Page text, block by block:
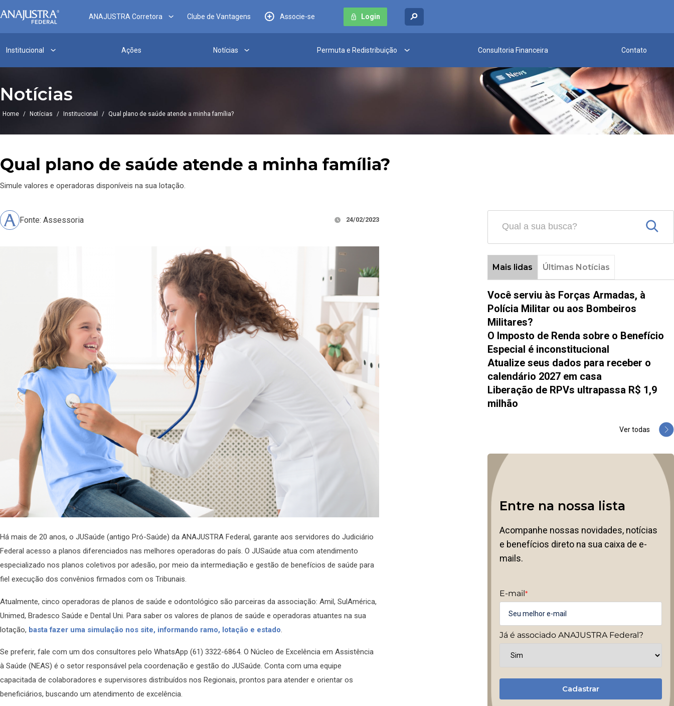
ANAJUSTRA Corretora Clube de Vantagens Associe-se Login
Institucional Ações Notícias Permuta e Redistribuição Consultoria Financeira Contato
Notícias
Home / Notícias / Institucional / Qual plano de saúde atende a minha família?
Qual plano de saúde atende a minha família?
Simule valores e operadoras disponíveis na sua lotação.
Fonte: Assessoria 24/02/2023
Há mais de 20 anos, o JUSaúde (antigo Pró-Saúde) da ANAJUSTRA Federal, garante aos servidores do Judiciário
Federal acesso a planos diferenciados nas melhores operadoras do país. O JUSaúde atua com atendimento
especializado nos planos coletivos por adesão, por meio da intermediação e gestão de benefícios de saúde para
fiel execução dos convênios firmados com os Tribunais.
Atualmente, cinco operadoras de planos de saúde e odontológico são parceiras da associação: Amil, SulAmérica,
Unimed, Bradesco Saúde e Dental Uni. Para saber os valores de planos de saúde e operadoras atuantes na sua
lotação, basta fazer uma simulação nos site, informando ramo, lotação e estado.
Se preferir, fale com um dos consultores pelo WhatsApp (61) 3322-6864. O Núcleo de Excelência em Assistência
à Saúde (NEAS) é o setor responsável pela coordenação e gestão do JUSaúde. Conta com uma equipe
capacitada de colaboradores e supervisores distribuídos nos Regionais, prontos para atender e orientar os
beneficiários, buscando um atendimento de excelência.
Mais lidas Últimas Notícias
Você serviu às Forças Armadas, à
Polícia Militar ou aos Bombeiros
Militares?
O Imposto de Renda sobre o Benefício
Especial é inconstitucional
Atualize seus dados para receber o
calendário 2027 em casa
Liberação de RPVs ultrapassa R$ 1,9
milhão
Ver todas
Entre na nossa lista
Acompanhe nossas novidades, notícias
e benefícios direto na sua caixa de e-
mails.
E-mail *
Já é associado ANAJUSTRA Federal?
Cadastrar